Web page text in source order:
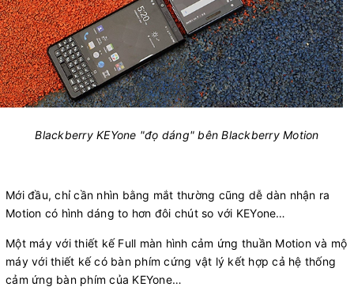
Blackberry KEYone "đọ dáng" bên Blackberry Motion
Mới đầu, chỉ cần nhìn bằng mắt thường cũng dễ dàn nhận ra
Motion có hình dáng to hơn đôi chút so với KEYone…
Một máy với thiết kế Full màn hình cảm ứng thuần Motion và mộ
máy với thiết kế có bàn phím cứng vật lý kết hợp cả hệ thống
cảm ứng bàn phím của KEYone…